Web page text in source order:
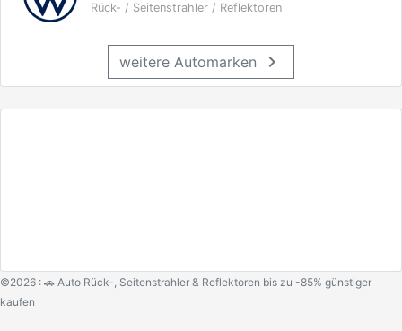
Rück- / Seitenstrahler / Reflektoren
weitere Automarken chevron_right
©2026 : 🚗 Auto Rück-, Seitenstrahler & Reflektoren bis zu -85% günstiger
kaufen